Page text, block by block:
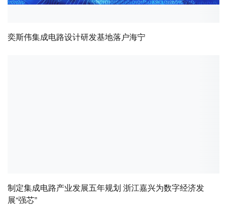
奕斯伟集成电路设计研发基地落户海宁
制定集成电路产业发展五年规划 浙江嘉兴为数字经济发
展“强芯”